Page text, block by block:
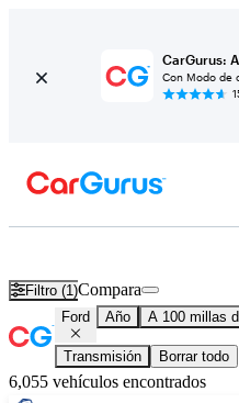
CarGurus:
Con Modo de
Filtro (1)Compara
Ford Año A 100 millas
Transmisión Borrar todo
6,055 vehículos encontrados